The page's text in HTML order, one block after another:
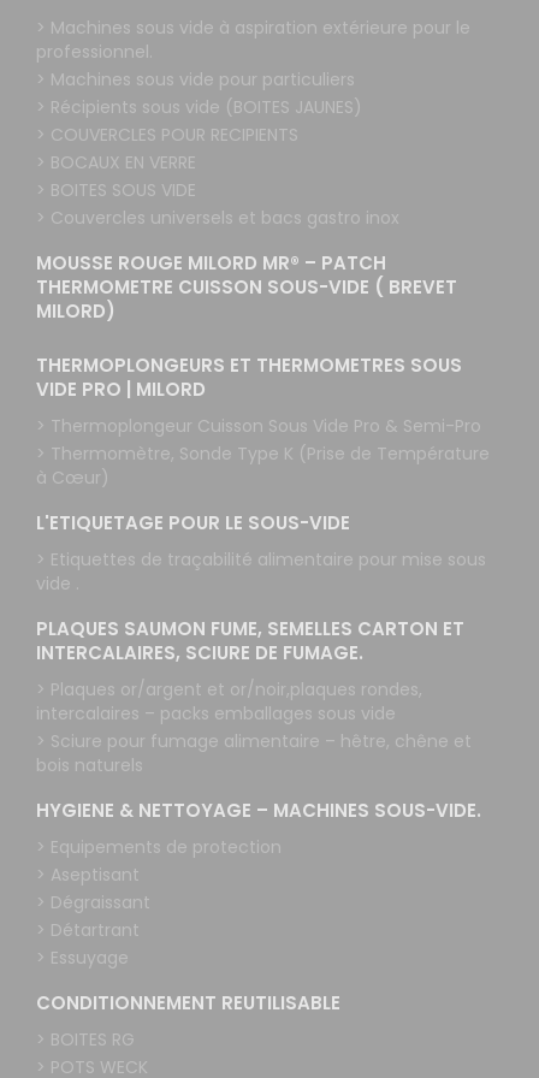
> Machines sous vide à aspiration extérieure pour le
professionnel.
> Machines sous vide pour particuliers
> Récipients sous vide (BOITES JAUNES)
> COUVERCLES POUR RECIPIENTS
> BOCAUX EN VERRE
> BOITES SOUS VIDE
> Couvercles universels et bacs gastro inox
MOUSSE ROUGE MILORD MR® – PATCH
THERMOMETRE CUISSON SOUS-VIDE ( BREVET
MILORD)
THERMOPLONGEURS ET THERMOMETRES SOUS
VIDE PRO | MILORD
> Thermoplongeur Cuisson Sous Vide Pro & Semi-Pro
> Thermomètre, Sonde Type K (Prise de Température
à Cœur)
L'ETIQUETAGE POUR LE SOUS-VIDE
> Etiquettes de traçabilité alimentaire pour mise sous
vide .
PLAQUES SAUMON FUME, SEMELLES CARTON ET
INTERCALAIRES, SCIURE DE FUMAGE.
> Plaques or/argent et or/noir,plaques rondes,
intercalaires – packs emballages sous vide
> Sciure pour fumage alimentaire – hêtre, chêne et
bois naturels
HYGIENE & NETTOYAGE – MACHINES SOUS-VIDE.
> Equipements de protection
> Aseptisant
> Dégraissant
> Détartrant
> Essuyage
CONDITIONNEMENT REUTILISABLE
> BOITES RG
> POTS WECK